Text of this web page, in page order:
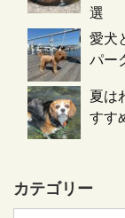
選
愛犬
パー
夏は
すす
カテゴリー